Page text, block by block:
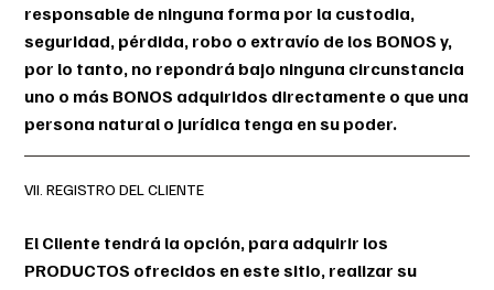
responsable de ninguna forma por la custodia,
seguridad, pérdida, robo o extravío de los BONOS y,
por lo tanto, no repondrá bajo ninguna circunstancia
uno o más BONOS adquiridos directamente o que una
persona natural o jurídica tenga en su poder.
VII. REGISTRO DEL CLIENTE
El Cliente tendrá la opción, para adquirir los
PRODUCTOS ofrecidos en este sitio, realizar su